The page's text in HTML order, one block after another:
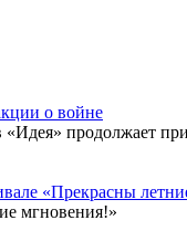
о войне
продолжает
«Прекрасны
мгновения!»